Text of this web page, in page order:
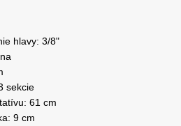
hlavy: 3/8"
sekcie
61 cm
9 cm